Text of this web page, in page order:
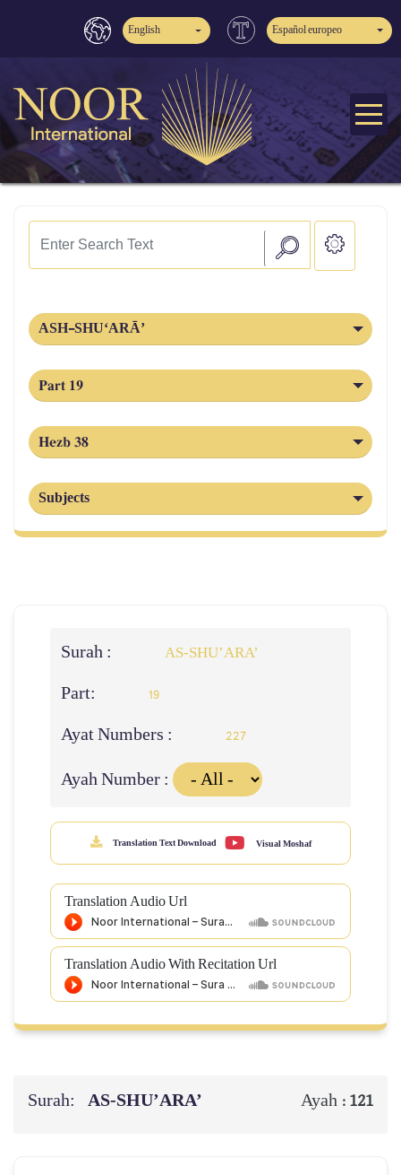
English Español europeo
ASH-SHU‘ARĀ’
Part 19
Hezb 38
Subjects
Surah : AS-SHU’ARA’
Part: 19
Ayat Numbers : 227
Ayah Number :
Translation Text Download Visual Moshaf
Translation Audio Url
Translation Audio With Recitation Url
Surah: AS-SHU’ARA’ Ayah : 121